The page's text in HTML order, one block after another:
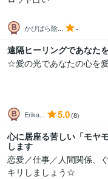
かぴばら陰... -
遠隔ヒーリングであなた
☆愛の光であなたの心を
Erika... 5.0(8)
心に居座る苦しい「モヤ
します
恋愛／仕事／人間関係、
キリしましょう☆